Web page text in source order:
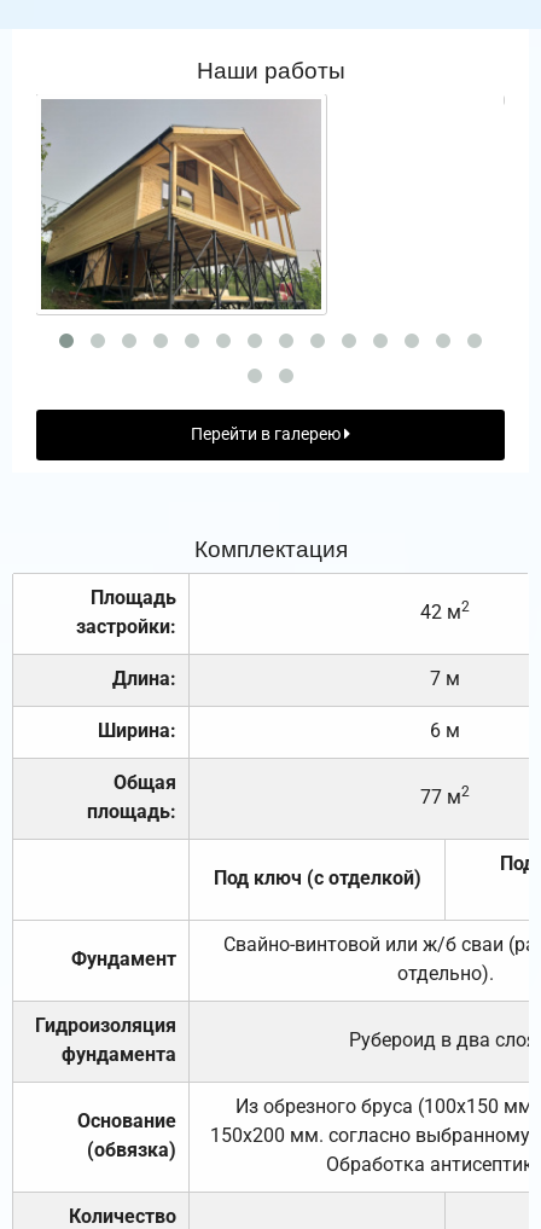
Наши работы
Перейти в галерею
Комплектация
Площадь
застройки:
42 м2
Длина: 7 м
Ширина: 6 м
Общая
площадь:
77 м2
Под ключ (с отделкой)
Под
Фундамент
Свайно-винтовой или ж/б сваи
отдельно).
Гидроизоляция
фундамента
Рубероид в два слоя.
Основание
(обвязка)
Из обрезного бруса (100х150
150х200 мм. согласно выбранному
Обработка
Количество